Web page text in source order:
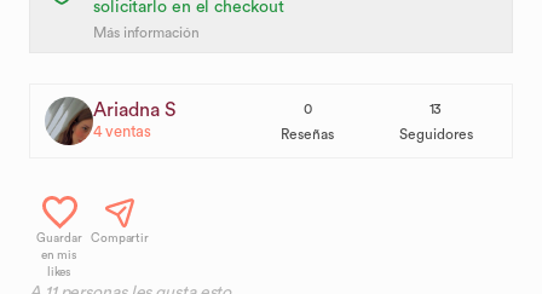
solicitarlo en el checkout
Más información
Ariadna S
4ventas
0
Reseñas
13
Seguidores
Guardar
en mis
likes
Compartir